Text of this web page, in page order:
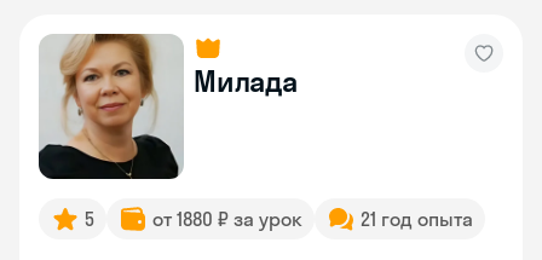
Милада
5 от 1880 ₽ за урок 21 год опыта